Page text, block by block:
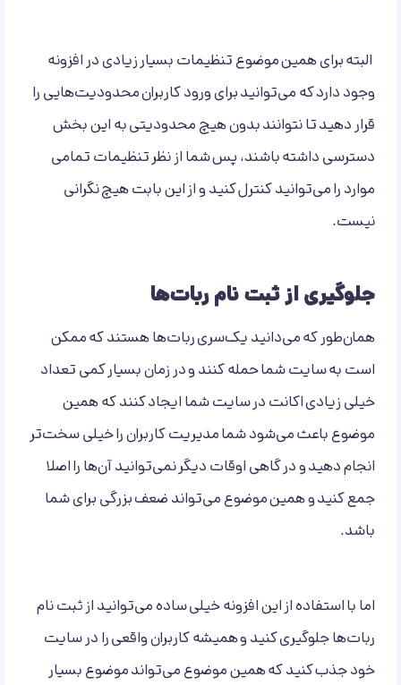
البته برای همین موضوع تنظیمات بسیار زیادی در افزونه
وجود دارد که می‌توانید برای ورود کاربران محدودیت‌هایی را
قرار دهید تا نتوانند بدون هیچ محدودیتی به این بخش
دسترسی داشته باشند، پس شما از نظر تنظیمات تمامی
موارد را می‌توانید کنترل کنید و از این بابت هیچ نگرانی
نیست.
جلوگیری از ثبت نام ربات‌ها
همان‌طور که می‌دانید یک‌سری ربات‌ها هستند که ممکن
است به سایت شما حمله کنند و در زمان بسیار کمی تعداد
خیلی زیادی اکانت در سایت شما ایجاد کنند که همین
موضوع باعث می‌شود شما مدیریت کاربران را خیلی سخت‌تر
انجام دهید و در گاهی اوقات دیگر نمی‌توانید آن‌ها را اصلا
جمع کنید و همین موضوع می‌تواند ضعف بزرگی برای شما
باشد.
اما با استفاده از این افزونه خیلی ساده می‌توانید از ثبت نام
ربات‌ها جلوگیری کنید و همیشه کاربران واقعی را در سایت
خود جذب کنید که همین موضوع می‌تواند موضوع بسیار